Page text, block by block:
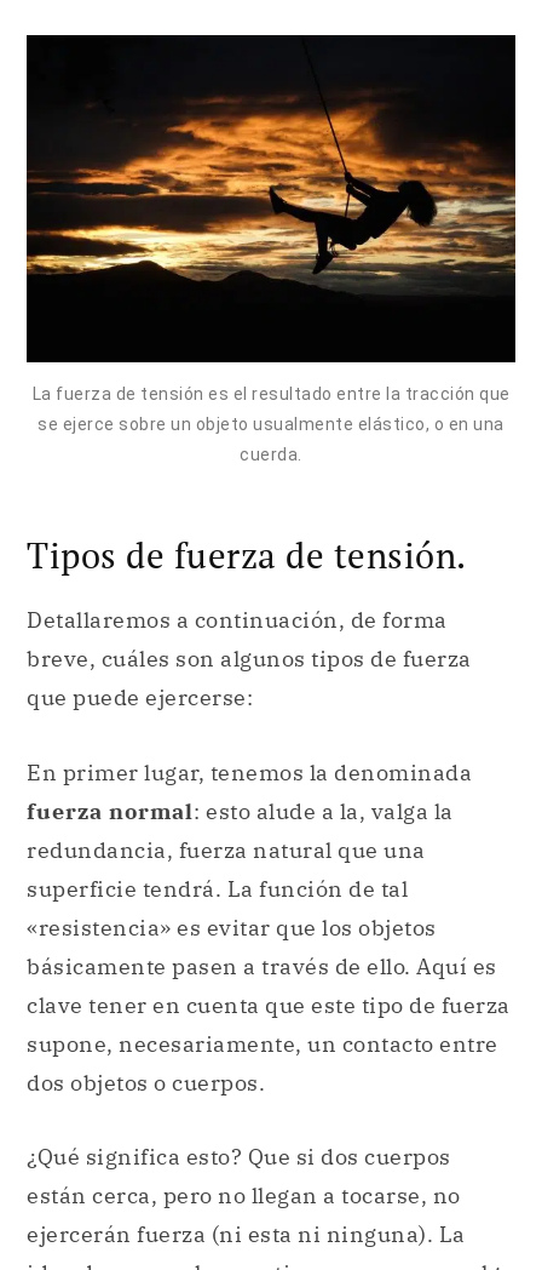
La fuerza de tensión es el resultado entre la tracción que
se ejerce sobre un objeto usualmente elástico, o en una
cuerda.
Tipos de fuerza de tensión.
Detallaremos a continuación, de forma
breve, cuáles son algunos tipos de fuerza
que puede ejercerse:
En primer lugar, tenemos la denominada
fuerza normal: esto alude a la, valga la
redundancia, fuerza natural que una
superficie tendrá. La función de tal
«resistencia» es evitar que los objetos
básicamente pasen a través de ello. Aquí es
clave tener en cuenta que este tipo de fuerza
supone, necesariamente, un contacto entre
dos objetos o cuerpos.
¿Qué significa esto? Que si dos cuerpos
están cerca, pero no llegan a tocarse, no
ejercerán fuerza (ni esta ni ninguna). La